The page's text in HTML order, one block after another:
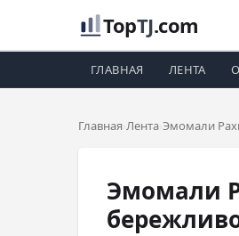
TopTJ.com
ГЛАВНАЯ ЛЕНТА
Главная Лента Эмомали
Эмомали